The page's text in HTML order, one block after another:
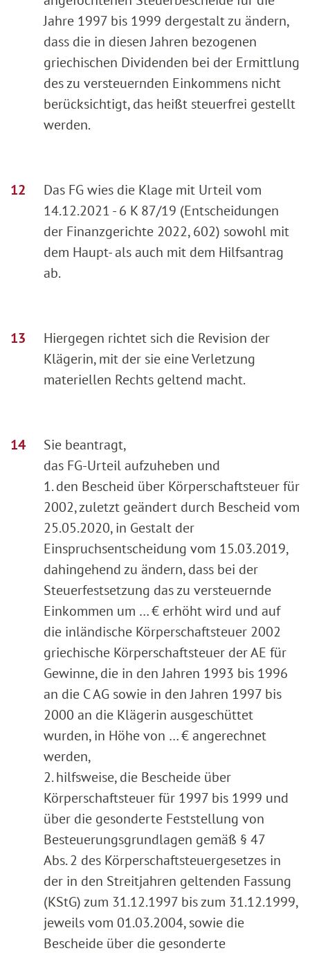
Jahre 1997 bis 1999 dergestalt zu ändern,
dass die in diesen Jahren bezogenen
griechischen Dividenden bei der Ermittlung
des zu versteuernden Einkommens nicht
berücksichtigt, das heißt steuerfrei gestellt
werden.
Das FG wies die Klage mit Urteil vom
14.12.2021 - 6 K 87/19 (Entscheidungen
der Finanzgerichte 2022, 602) sowohl mit
dem Haupt- als auch mit dem Hilfsantrag
ab.
Hiergegen richtet sich die Revision der
Klägerin, mit der sie eine Verletzung
materiellen Rechts geltend macht.
Sie beantragt,
das FG-Urteil aufzuheben und
1. den Bescheid über Körperschaftsteuer für
2002, zuletzt geändert durch Bescheid vom
25.05.2020, in Gestalt der
Einspruchsentscheidung vom 15.03.2019,
dahingehend zu ändern, dass bei der
Steuerfestsetzung das zu versteuernde
Einkommen um … € erhöht wird und auf
die inländische Körperschaftsteuer 2002
griechische Körperschaftsteuer der AE für
Gewinne, die in den Jahren 1993 bis 1996
an die C AG sowie in den Jahren 1997 bis
2000 an die Klägerin ausgeschüttet
wurden, in Höhe von … € angerechnet
werden,
2. hilfsweise, die Bescheide über
Körperschaftsteuer für 1997 bis 1999 und
über die gesonderte Feststellung von
Besteuerungsgrundlagen gemäß § 47
Abs. 2 des Körperschaftsteuergesetzes in
der in den Streitjahren geltenden Fassung
(KStG) zum 31.12.1997 bis zum 31.12.1999,
jeweils vom 01.03.2004, sowie die
Bescheide über die gesonderte